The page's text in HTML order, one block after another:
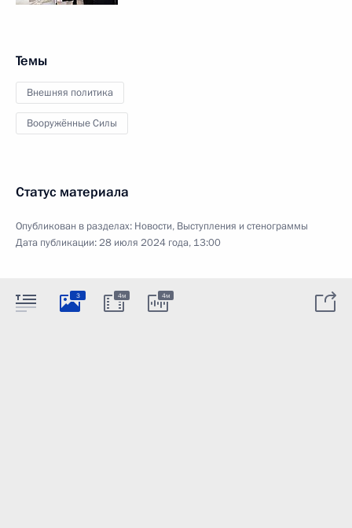
Темы
Внешняя политика
Вооружённые Силы
Статус материала
Опубликован в разделах: Новости, Выступления и стенограммы
Дата публикации:28 июля 2024 года, 13:00
3 4м 4м